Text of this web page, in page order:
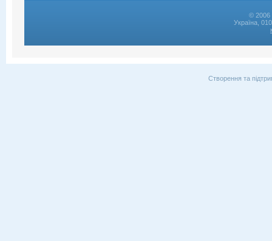
© 2006
Україна,
Створення та